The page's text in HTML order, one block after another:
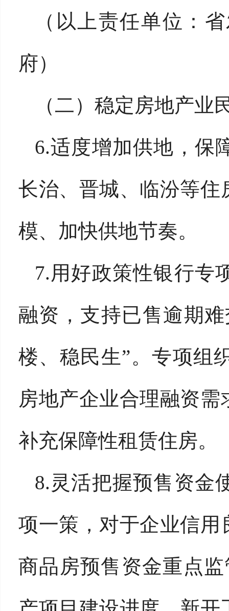
（以上责任单位：
府）
（二）稳定房地产业
6.适度增加供地，保
长治、晋城、临汾等
模、加快供地节奏。
7.用好政策性银行专
融资，支持已售逾期
楼、稳民生”。专项组
房地产企业合理融资
补充保障性租赁住房。
8.灵活把握预售资金
项一策，对于企业信
商品房预售资金重点